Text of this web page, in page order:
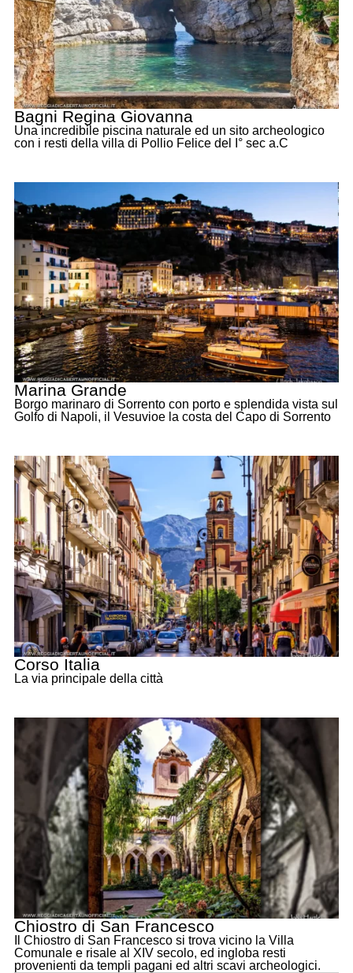
Bagni Regina Giovanna
Una incredibile piscina naturale ed un sito archeologico
con i resti della villa di Pollio Felice del I° sec a.C
Marina Grande
Borgo marinaro di Sorrento con porto e splendida vista sul
Golfo di Napoli, il Vesuvioe la costa del Capo di Sorrento
Corso Italia
La via principale della città
Chiostro di San Francesco
Il Chiostro di San Francesco si trova vicino la Villa
Comunale e risale al XIV secolo, ed ingloba resti
provenienti da templi pagani ed altri scavi archeologici.